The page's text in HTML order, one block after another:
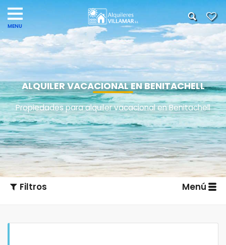
ALQUILER VACACIONAL EN BENITACHELL
Propiedades para alquiler vacacional en Benitachell
Filtros Menú